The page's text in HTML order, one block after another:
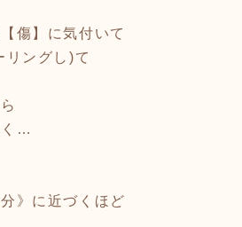
傷】に気付いて
リングし)て
く…
》に近づくほど